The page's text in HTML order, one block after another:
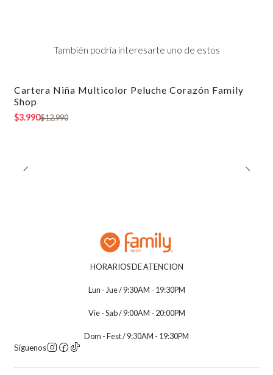
También podría interesarte uno de estos
-69% OFF
Cartera Niña Multicolor Peluche Corazón Family
Shop
$3.990$12.990
HORARIOS DE ATENCION
Lun - Jue / 9:30AM - 19:30PM
Vie - Sab / 9:00AM - 20:00PM
Dom - Fest / 9:30AM - 19:30PM
Síguenos